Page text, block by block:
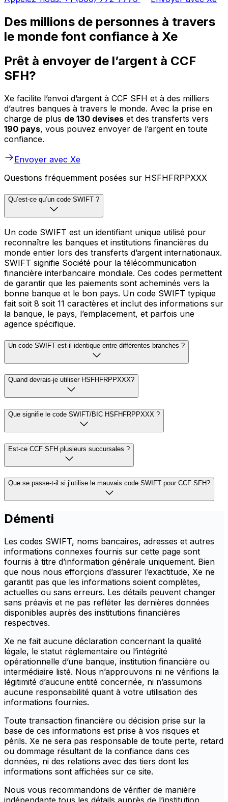
Des millions de personnes à travers
le monde font confiance à Xe
Prêt à envoyer de l’argent à CCF
SFH?
Xe facilite l’envoi d’argent à CCF SFH et à des milliers
d’autres banques à travers le monde. Avec la prise en
charge de plus de 130 devises et des transferts vers
190 pays, vous pouvez envoyer de l’argent en toute
confiance.
Envoyer avec Xe
Questions fréquemment posées sur HSFHFRPPXXX
Qu’est-ce qu’un code SWIFT ?
Un code SWIFT est un identifiant unique utilisé pour
reconnaître les banques et institutions financières du
monde entier lors des transferts d’argent internationaux.
SWIFT signifie Société pour la télécommunication
financière interbancaire mondiale. Ces codes permettent
de garantir que les paiements sont acheminés vers la
bonne banque et le bon pays. Un code SWIFT typique
fait soit 8 soit 11 caractères et inclut des informations sur
la banque, le pays, l’emplacement, et parfois une
agence spécifique.
Un code SWIFT est-il identique entre différentes branches ?
Quand devrais-je utiliser HSFHFRPPXXX?
Que signifie le code SWIFT/BIC HSFHFRPPXXX ?
Est-ce CCF SFH plusieurs succursales ?
Que se passe-t-il si j’utilise le mauvais code SWIFT pour CCF SFH?
Démenti
Les codes SWIFT, noms bancaires, adresses et autres
informations connexes fournis sur cette page sont
fournis à titre d’information générale uniquement. Bien
que nous nous efforçions d’assurer l’exactitude, Xe ne
garantit pas que les informations soient complètes,
actuelles ou sans erreurs. Les détails peuvent changer
sans préavis et ne pas refléter les dernières données
disponibles auprès des institutions financières
respectives.
Xe ne fait aucune déclaration concernant la qualité
légale, le statut réglementaire ou l’intégrité
opérationnelle d’une banque, institution financière ou
intermédiaire listé. Nous n’approuvons ni ne vérifions la
légitimité d’aucune entité concernée, ni n’assumons
aucune responsabilité quant à votre utilisation des
informations fournies.
Toute transaction financière ou décision prise sur la
base de ces informations est prise à vos risques et
périls. Xe ne sera pas responsable de toute perte, retard
ou dommage résultant de la confiance dans ces
données, ni des relations avec des tiers dont les
informations sont affichées sur ce site.
Nous vous recommandons de vérifier de manière